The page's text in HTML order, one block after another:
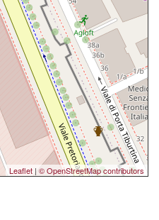
Leaflet | © OpenStreetMap contributors